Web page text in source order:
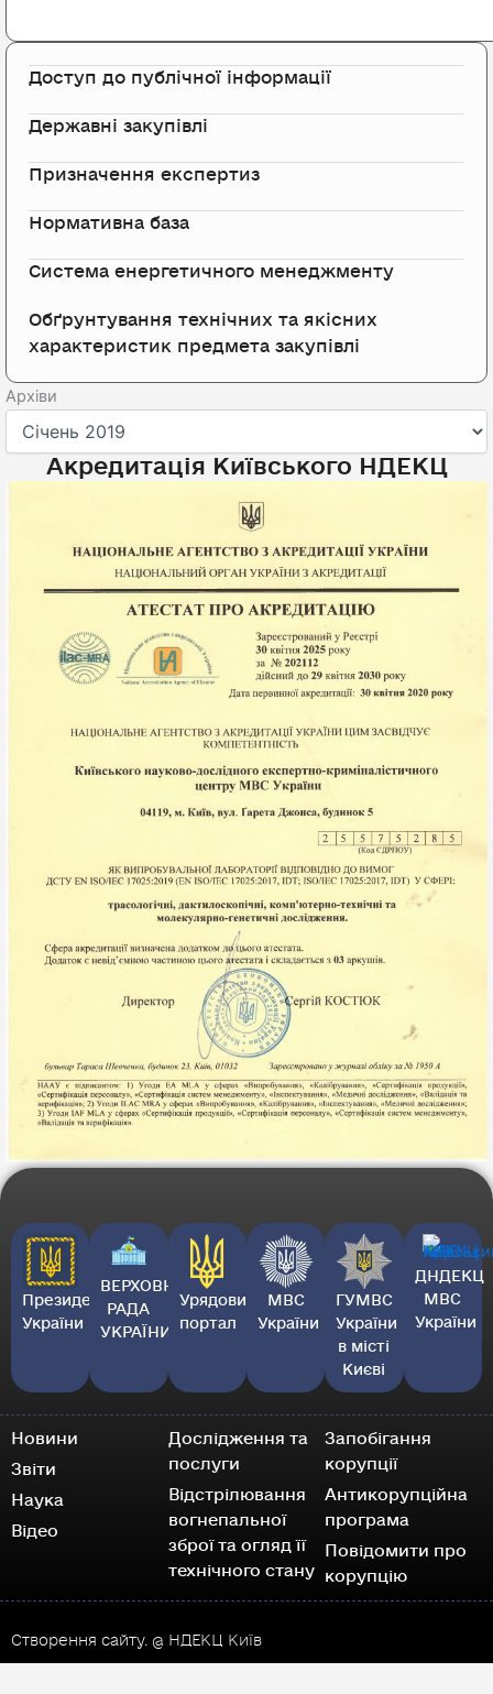
Доступ до публічної інформації
Державні закупівлі
Призначення експертиз
Нормативна база
Система енергетичного менеджменту
Обґрунтування технічних та якісних
характеристик предмета закупівлі
Архіви
Архіви
Акредитація Київського НДЕКЦ
Президент
України
ВЕРХОВНА
РАДА
УКРАЇНИ
Урядовий
портал
МВС
України
ГУМВС
України
в місті
Києві
ДНДЕКЦ
МВС
України
Новини
Звіти
Наука
Відео
Дослідження та
послуги
Відстрілювання
вогнепальної
зброї та огляд її
технічного стану
Запобігання
корупції
Антикорупційна
програма
Повідомити про
корупцію
Створення сайту. @ НДЕКЦ Київ